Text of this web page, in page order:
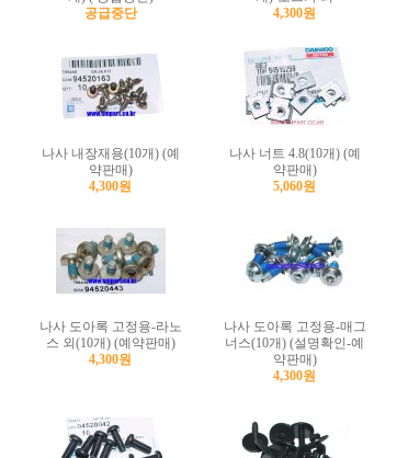
공급중단
4,300원
나사 내장재용(10개) (예
약판매)
4,300원
나사 너트 4.8(10개) (예
약판매)
5,060원
나사 도아록 고정용-라노
스 외(10개) (예약판매)
4,300원
나사 도아록 고정용-매그
너스(10개) (설명확인-예
약판매)
4,300원